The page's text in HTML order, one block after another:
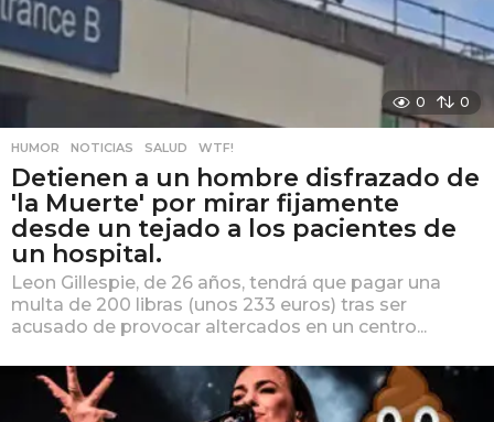
0 0
HUMOR ,NOTICIAS ,SALUD ,WTF!
Detienen a un hombre disfrazado de
'la Muerte' por mirar fijamente
desde un tejado a los pacientes de
un hospital.
Leon Gillespie, de 26 años, tendrá que pagar una
multa de 200 libras (unos 233 euros) tras ser
acusado de provocar altercados en un centro...